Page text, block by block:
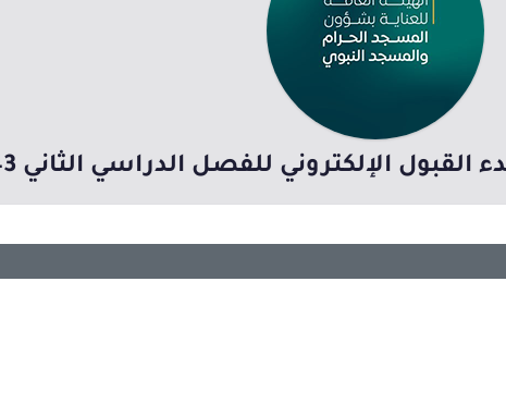
الإلكتروني للفصل الدراسي الثاني 1443هـ